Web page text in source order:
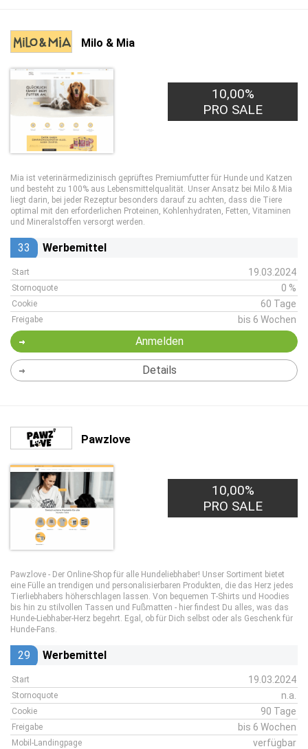
Milo & Mia
10,00%
PRO SALE
Mia ist veterinärmedizinisch geprüftes Premiumfutter für Hunde und Katzen
und besteht zu 100% aus Lebensmittelqualität. Unser Ansatz bei Milo & Mia
liegt darin, bei jeder Rezeptur besonders darauf zu achten, dass die Tiere
optimal mit den erforderlichen Proteinen, Kohlenhydraten, Fetten, Vitaminen
und Mineralstoffen versorgt werden.
33 Werbemittel
Start 19.03.2024
Stornoquote 0 %
Cookie 60 Tage
Freigabe bis 6 Wochen
Anmelden
Details
Pawzlove
10,00%
PRO SALE
Pawzlove - Der Online-Shop für alle Hundeliebhaber! Unser Sortiment bietet
eine Fülle an trendigen und personalisierbaren Produkten, die das Herz jedes
Tierliebhabers höherschlagen lassen. Von bequemen T-Shirts und Hoodies
bis hin zu stilvollen Tassen und Fußmatten - hier findest Du alles, was das
Hunde-Liebhaber-Herz begehrt. Egal, ob für Dich selbst oder als Geschenk für
Hunde-Fans.
29 Werbemittel
Start 19.03.2024
Stornoquote n.a.
Cookie 90 Tage
Freigabe bis 6 Wochen
Mobil-Landingpage verfügbar